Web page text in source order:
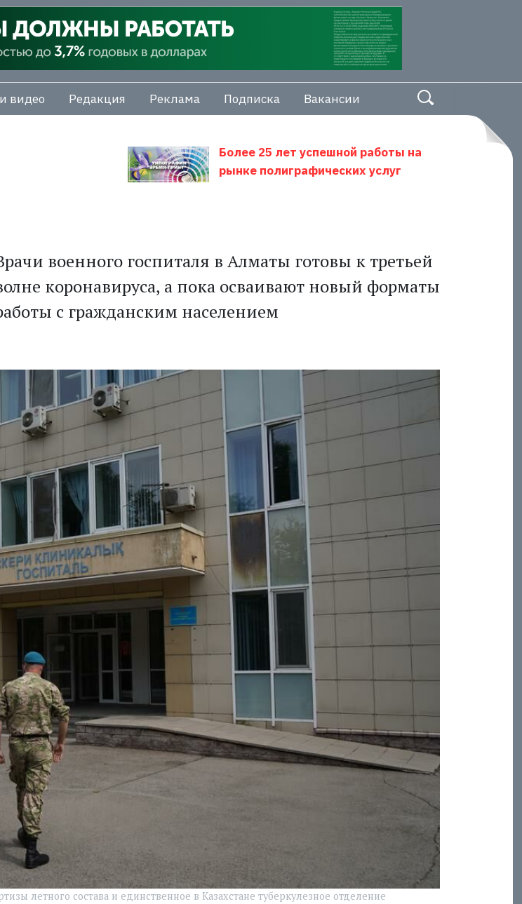
видео Редакция Реклама Подписка Вакансии
Более 25 лет успешной работы на
рынке полиграфических услуг
военного госпиталя в Алматы готовы к третьей
коронавируса, а пока осваивают новый форматы
с гражданским населением
летного состава и единственное в Казахстане туберкулезное отделение